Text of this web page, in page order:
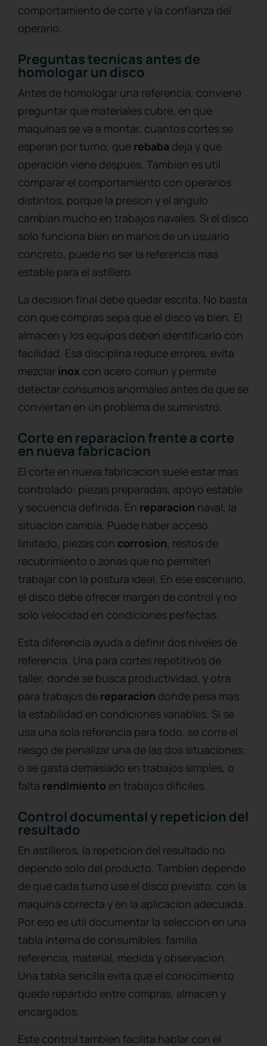
comportamiento de corte y la confianza del
operario.
Preguntas tecnicas antes de
homologar un disco
Antes de homologar una referencia, conviene
preguntar que materiales cubre, en que
maquinas se va a montar, cuantos cortes se
esperan por turno, que rebaba deja y que
operacion viene despues. Tambien es util
comparar el comportamiento con operarios
distintos, porque la presion y el angulo
cambian mucho en trabajos navales. Si el disco
solo funciona bien en manos de un usuario
concreto, puede no ser la referencia mas
estable para el astillero.
La decision final debe quedar escrita. No basta
con que compras sepa que el disco va bien. El
almacen y los equipos deben identificarlo con
facilidad. Esa disciplina reduce errores, evita
mezclar inox con acero comun y permite
detectar consumos anormales antes de que se
conviertan en un problema de suministro.
Corte en reparacion frente a corte
en nueva fabricacion
El corte en nueva fabricacion suele estar mas
controlado: piezas preparadas, apoyo estable
y secuencia definida. En reparacion naval, la
situacion cambia. Puede haber acceso
limitado, piezas con corrosion, restos de
recubrimiento o zonas que no permiten
trabajar con la postura ideal. En ese escenario,
el disco debe ofrecer margen de control y no
solo velocidad en condiciones perfectas.
Esta diferencia ayuda a definir dos niveles de
referencia. Una para cortes repetitivos de
taller, donde se busca productividad, y otra
para trabajos de reparacion donde pesa mas
la estabilidad en condiciones variables. Si se
usa una sola referencia para todo, se corre el
riesgo de penalizar una de las dos situaciones:
o se gasta demasiado en trabajos simples, o
falta rendimiento en trabajos dificiles.
Control documental y repeticion del
resultado
En astilleros, la repeticion del resultado no
depende solo del producto. Tambien depende
de que cada turno use el disco previsto, con la
maquina correcta y en la aplicacion adecuada.
Por eso es util documentar la seleccion en una
tabla interna de consumibles: familia,
referencia, material, medida y observacion.
Una tabla sencilla evita que el conocimiento
quede repartido entre compras, almacen y
encargados.
Este control tambien facilita hablar con el